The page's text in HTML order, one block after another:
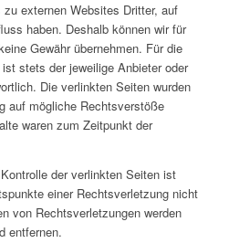
externen Websites Dritter, auf
haben. Deshalb können wir für
Gewähr übernehmen. Für die
stets der jeweilige Anbieter oder
Die verlinkten Seiten wurden
auf mögliche Rechtsverstöße
waren zum Zeitpunkt der
der verlinkten Seiten ist
einer Rechtsverletzung nicht
von Rechtsverletzungen werden
entfernen.